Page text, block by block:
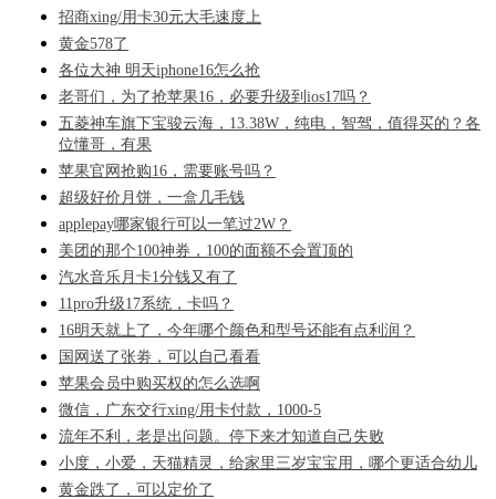
招商xing/用卡30元大毛速度上
黄金578了
各位大神 明天iphone16怎么抢
老哥们，为了抢苹果16，必要升级到ios17吗？
五菱神车旗下宝骏云海，13.38W，纯电，智驾，值得买的？各
位懂哥，有果
苹果官网抢购16，需要账号吗？
超级好价月饼，一盒几毛钱
applepay哪家银行可以一笔过2W？
美团的那个100神券，100的面额不会置顶的
汽水音乐月卡1分钱又有了
11pro升级17系统，卡吗？
16明天就上了，今年哪个颜色和型号还能有点利润？
国网送了张劵，可以自己看看
苹果会员中购买权的怎么选啊
微信，广东交行xing/用卡付款，1000-5
流年不利，老是出问题。停下来才知道自己失败
小度，小爱，天猫精灵，给家里三岁宝宝用，哪个更适合幼儿
黄金跌了，可以定价了